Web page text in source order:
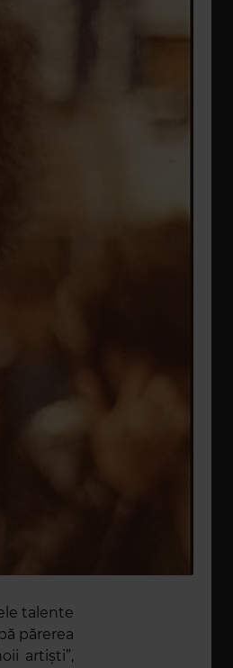
talente
părerea
artiști”,